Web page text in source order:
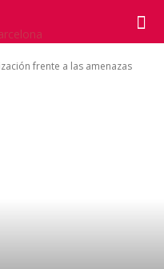
frente a las amenazas